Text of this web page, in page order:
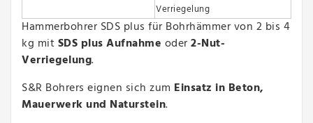
Verriegelung
Hammerbohrer SDS plus für Bohrhämmer von 2 bis 4
kg mitSDS plus Aufnahme oder2-Nut-
Verriegelung.
S&R Bohrers eignen sich zum Einsatz in Beton,
Mauerwerk und Naturstein.